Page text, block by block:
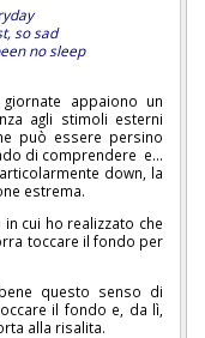
so sad
no sleep
appaiono un
agli stimoli esterni
può essere persino
di comprendere e...
down, la
estrema.
cui ho realizzato che
toccare il fondo per
questo senso di
il fondo e, da lì,
alla risalita.